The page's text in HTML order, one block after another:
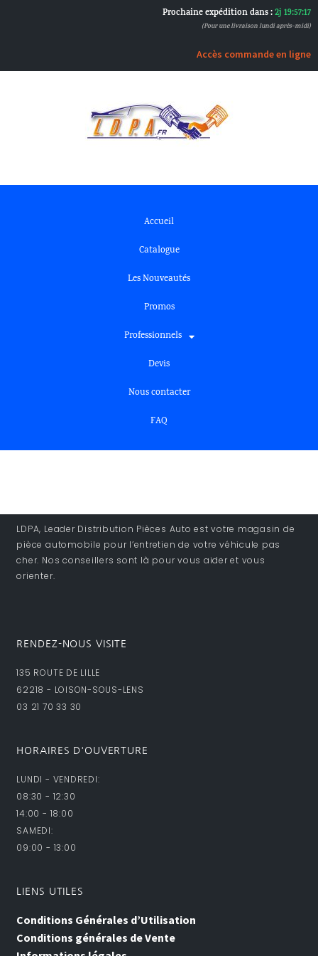
Prochaine expédition dans :2j 19:57:17
(Pour une livraison lundi après-midi)
Accès commande en ligne
Accueil
Catalogue
Les Nouveautés
Promos
Professionnels
Devis
Nous contacter
FAQ
LDPA, Leader Distribution Pièces Auto est votre magasin de
pièce automobile pour l’entretien de votre véhicule pas
cher. Nos conseillers sont là pour vous aider et vous
orienter.
RENDEZ-NOUS VISITE
135 ROUTE DE LILLE
62218 - LOISON-SOUS-LENS
03 21 70 33 30
HORAIRES D'OUVERTURE
LUNDI - VENDREDI:
08:30 - 12:30
14:00 - 18:00
SAMEDI:
09:00 - 13:00
LIENS UTILES
Conditions Générales d’Utilisation
Conditions générales de Vente